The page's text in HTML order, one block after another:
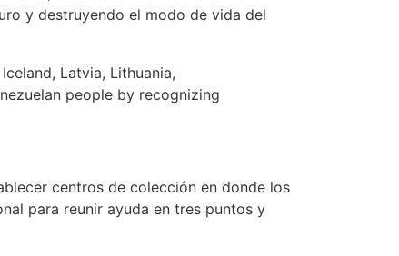
y destruyendo el modo de vida del
Latvia, Lithuania,
people by recognizing
centros de colección en donde los
para reunir ayuda en tres puntos y